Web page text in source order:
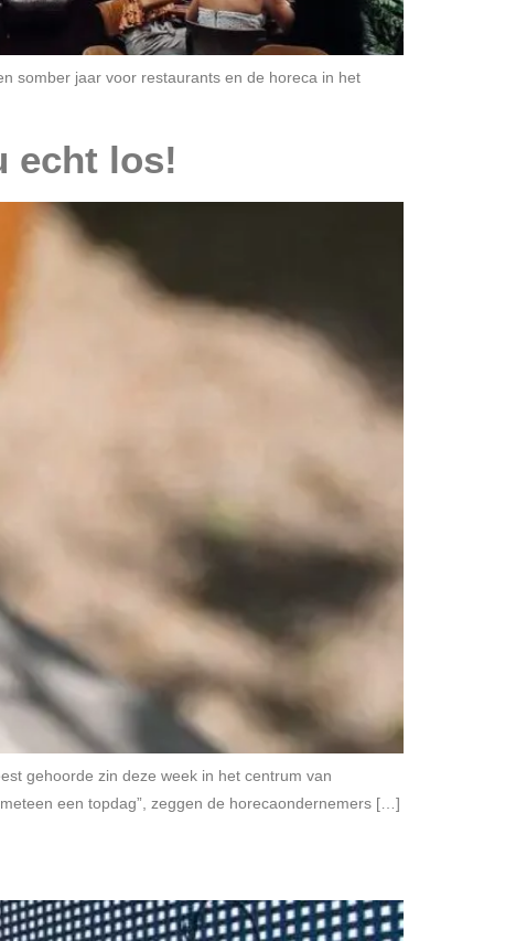
somber jaar voor restaurants en de horeca in het
echt los!
gehoorde zin deze week in het centrum van
een topdag”, zeggen de horecaondernemers […]